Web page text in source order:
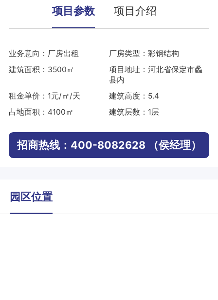
项目参数 项目介绍
业务意向：厂房出租
厂房类型：彩钢结构
建筑面积：3500㎡
项目地址：河北省保定市蠡
县内
租金单价：1元/㎡/天
建筑高度：5.4
占地面积：4100㎡
建筑层数：1层
招商热线：400-8082628 （侯经理）
园区位置